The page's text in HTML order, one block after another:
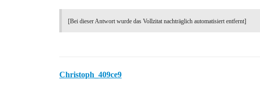
[Bei dieser Antwort wurde das Vollzitat nachträglich automatisiert entfernt]
Christoph_409ce9